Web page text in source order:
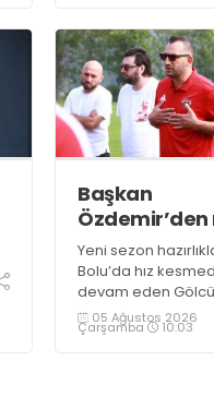
maçında karşılaştı.
100 genç
döktüğü maçların
sporculara
yöresel lezzeti
pide ve karpuz
Başkan
ziyareti
Yeni sezon
Bolu’da hız
devam eden
Kulüp Başkanı Kadir
Özdemir ve Başkan
05 Ağustos 2026
Çarşamba 10:03